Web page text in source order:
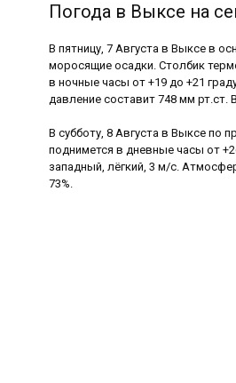
Погода в Выксе на
В пятницу, 7 Августа в Выксе в
моросящие осадки. Столбик
в ночные часы от +19 до +21
давление составит 748 мм рт.ст.
В субботу, 8 Августа в Выксе по
поднимется в дневные часы от
западный, лёгкий, 3 м/с.
73%.